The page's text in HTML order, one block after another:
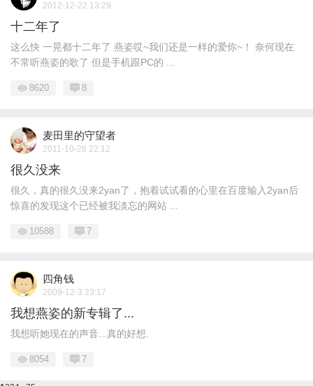
2012-12-22 13:29
十二年了
这么快 一晃都十二年了 燕姿哎~我们还是一样的爱你~！ 奈何现在
不常听燕姿的歌了 但是手机跟PC的 ...
8620 8
麦田里的守望者
2011-10-28 22:12
很久没来
很久，真的很久没来2yan了，抱着试试看的心里在百度输入2yan后
惊喜的发现这个已经被我淡忘的网站 ...
10588 7
四角钱
2009-12-3 23:17
我想燕姿的新专辑了...
我想听她现在的声音...真的好想.
8054 7